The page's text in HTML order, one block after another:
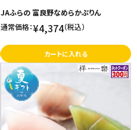
JAふらの 富良野なめらかぷりん
通常価格：¥4,374（税込）
カートに入れる